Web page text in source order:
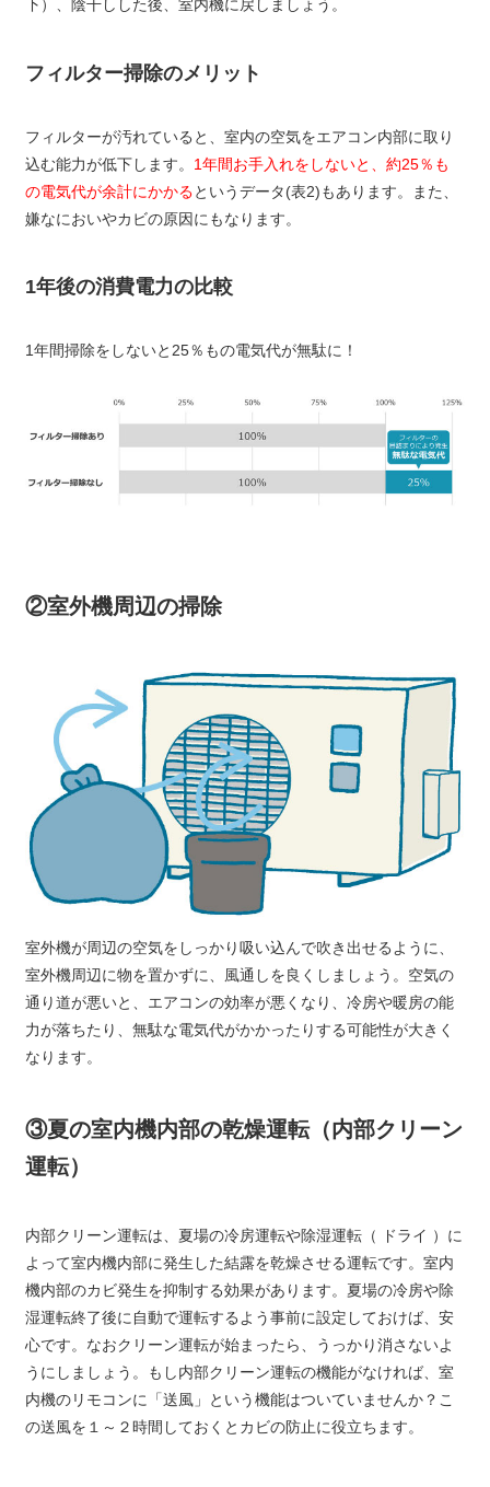
下）、陰干しした後、室内機に戻しましょう。
フィルター掃除のメリット
フィルターが汚れていると、室内の空気をエアコン内部に取り
込む能力が低下します。 1年間お手入れをしないと、約25％も
の電気代が余計にかかるというデータ(表2)もあります。また、
嫌なにおいやカビの原因にもなります。
1年後の消費電力の比較
1年間掃除をしないと25％もの電気代が無駄に！
②室外機周辺の掃除
室外機が周辺の空気をしっかり吸い込んで吹き出せるように、
室外機周辺に物を置かずに、風通しを良くしましょう。空気の
通り道が悪いと、エアコンの効率が悪くなり、冷房や暖房の能
力が落ちたり、無駄な電気代がかかったりする可能性が大きく
なります。
③夏の室内機内部の乾燥運転（内部クリーン
運転）
内部クリーン運転は、夏場の冷房運転や除湿運転（ ドライ ）に
よって室内機内部に発生した結露を乾燥させる運転です。室内
機内部のカビ発生を抑制する効果があります。夏場の冷房や除
湿運転終了後に自動で運転するよう事前に設定しておけば、安
心です。なおクリーン運転が始まったら、うっかり消さないよ
うにしましょう。もし内部クリーン運転の機能がなければ、室
内機のリモコンに「送風」という機能はついていませんか？こ
の送風を１～２時間しておくとカビの防止に役立ちます。